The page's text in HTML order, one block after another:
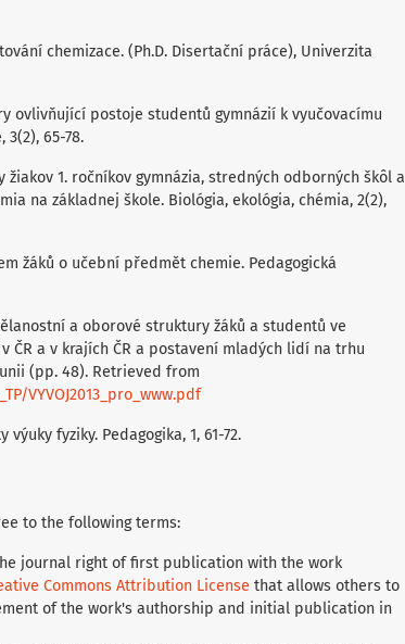
chemizace. (Ph.D. Disertační práce), Univerzita
ovlivňující postoje studentů gymnázií k vyučovacímu
65-78.
žiakov 1. ročníkov gymnázia, stredných odborných škôl a
na základnej škole. Biológia, ekológia, chémia, 2(2),
žáků o učební předmět chemie. Pedagogická
a oborové struktury žáků a studentů ve
ČR a v krajích ČR a postavení mladých lidí na trhu
(pp. 48). Retrieved from
VYVOJ2013_pro_www.pdf
fyziky. Pedagogika, 1, 61-72.
to the following terms:
journal right of first publication with the work
Commons Attribution License that allows others to
of the work's authorship and initial publication in